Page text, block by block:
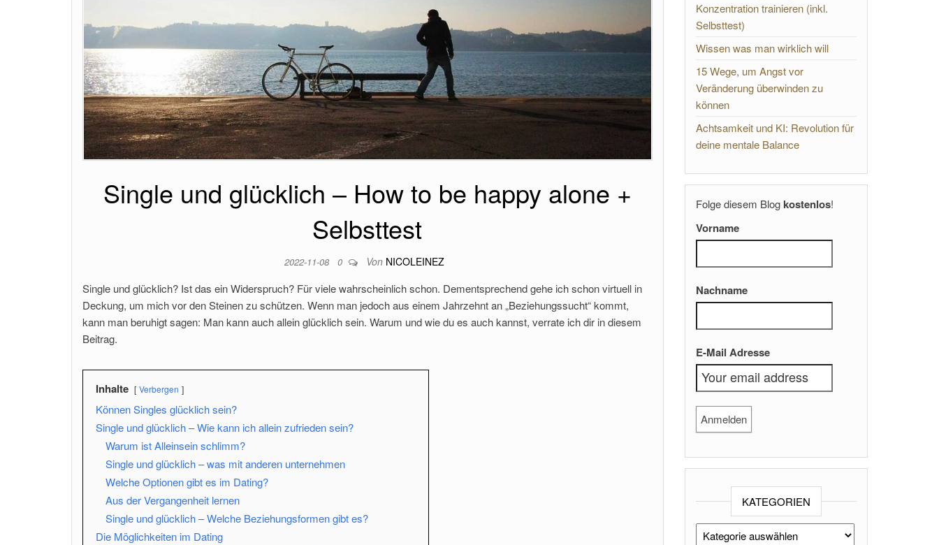
Single und glücklich – How to be happy alone +
Selbsttest
2022-11-08 0 Von NICOLEINEZ
Single und glücklich? Ist das ein Widerspruch? Für viele wahrscheinlich schon. Dementsprechend gehe ich schon virtuell in
Deckung, um mich vor den Steinen zu schützen. Wenn man jedoch aus einem Jahrzehnt an „Beziehungssucht“ kommt,
kann man beruhigt sagen: Man kann auch allein glücklich sein. Warum und wie du es auch kannst, verrate ich dir in diesem
Beitrag.
Inhalte Verbergen
Können Singles glücklich sein?
Single und glücklich – Wie kann ich allein zufrieden sein?
Warum ist Alleinsein schlimm?
Single und glücklich – was mit anderen unternehmen
Welche Optionen gibt es im Dating?
Aus der Vergangenheit lernen
Single und glücklich – Welche Beziehungsformen gibt es?
Die Möglichkeiten im Dating
Konzentration trainieren (inkl.
Selbsttest)
Wissen was man wirklich will
15 Wege, um Angst vor
Veränderung überwinden zu
können
Achtsamkeit und KI: Revolution für
deine mentale Balance
Folge diesem Blog kostenlos!
Vorname
Nachname
E-Mail Adresse
KATEGORIEN
Kategorien